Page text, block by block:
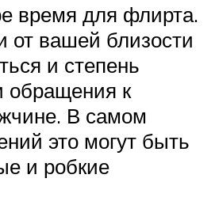
время для флирта.
от вашей близости
и степень
обращения к
В самом
это могут быть
и робкие